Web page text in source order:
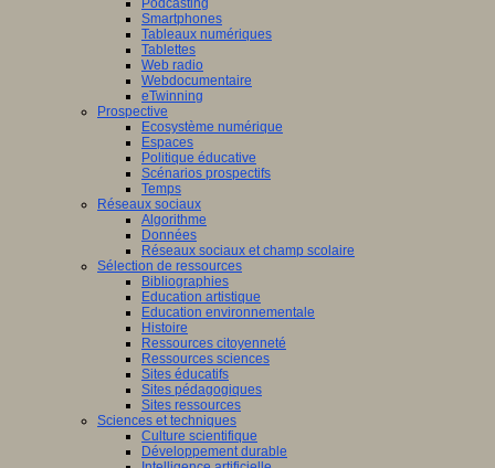
Podcasting
Smartphones
Tableaux numériques
Tablettes
Web radio
Webdocumentaire
eTwinning
Prospective
Ecosystème numérique
Espaces
Politique éducative
Scénarios prospectifs
Temps
Réseaux sociaux
Algorithme
Données
Réseaux sociaux et champ scolaire
Sélection de ressources
Bibliographies
Education artistique
Education environnementale
Histoire
Ressources citoyenneté
Ressources sciences
Sites éducatifs
Sites pédagogiques
Sites ressources
Sciences et techniques
Culture scientifique
Développement durable